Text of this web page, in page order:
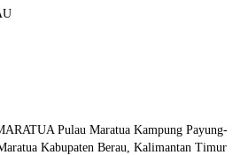
Pulau Maratua Kampung Payung-
Kabupaten Berau, Kalimantan Timur